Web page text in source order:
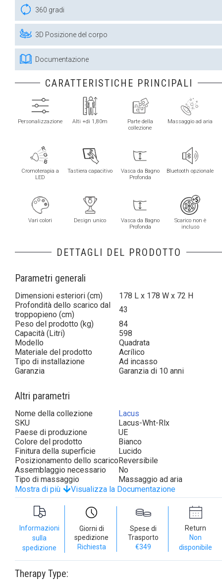
360 gradi
3D Posizione del corpo
Documentazione
CARATTERISTICHE PRINCIPALI
Personalizzazione Alti +di 1,80m
Parte della
collezione
Massaggio ad aria
Cromoterapia a
LED
Tastiera capacitivo
Vasca da Bagno
Profonda
Bluetooth opzionale
Vari colori Design unico
Vasca da Bagno
Profonda
Scarico non è
incluso
DETTAGLI DEL PRODOTTO
Parametri generali
Dimensioni esteriori (cm)
178 L x 178 W x 72 H
Profondità dello scarico dal
troppopieno (cm)
43
Peso del prodotto (kg)
84
Capacità (Litri)
598
Modello
Quadrata
Materiale del prodotto
Acrílico
Tipo di installazione
Ad incasso
Garanzia
Garanzia di 10 anni
Altri parametri
Nome della collezione
Lacus
SKU
Lacus-Wht-Rlx
Paese di produzione
UE
Colore del prodotto
Bianco
Finitura della superficie
Lucido
Posizionamento dello scaricoReversibile
Assemblaggio necessario
No
Tipo di massaggio
Massaggio ad aria
Mostra di più
Visualizza la Documentazione
Informazioni
sulla
spedizione
Giorni di
spedizione
Richiesta
Spese di
Trasporto
€349
Return
Non
disponibile
Therapy Type: